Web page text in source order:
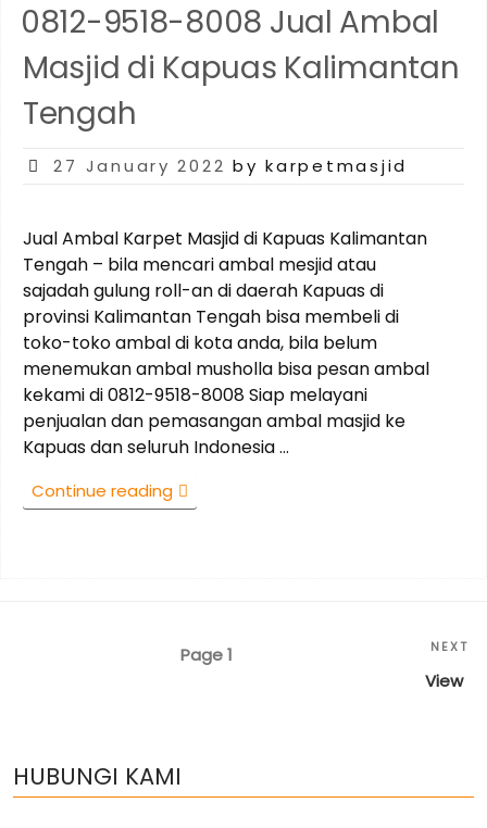
waringin
Kalimantan
0812-9518-8008 Jual Ambal
Masjid di Kapuas Kalimantan
Tengah
Posted
27 January 2022 by karpetmasjid
Jual Ambal Karpet Masjid di Kapuas Kalimantan
Tengah – bila mencari ambal mesjid atau
sajadah gulung roll-an di daerah Kapuas di
provinsi Kalimantan Tengah bisa membeli di
toko-toko ambal di kota anda, bila belum
menemukan ambal musholla bisa pesan ambal
kekami di 0812-9518-8008 Siap melayani
penjualan dan pemasangan ambal masjid ke
Kapuas dan seluruh Indonesia …
Continue reading “0812-
9518-
Kapuas
Page1 NEXT
View
HUBUNGI KAMI